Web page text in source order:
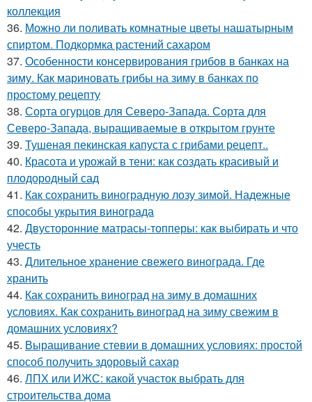
коллекция
36. Можно ли поливать комнатные цветы нашатырным
спиртом. Подкормка растений сахаром
37. Особенности консервирования грибов в банках на
зиму. Как мариновать грибы на зиму в банках по
простому рецепту
38. Сорта огурцов для Северо-Запада. Сорта для
Северо-Запада, выращиваемые в открытом грунте
39. Тушеная пекинская капуста с грибами рецепт..
40. Красота и урожай в тени: как создать красивый и
плодородный сад
41. Как сохранить виноградную лозу зимой. Надежные
способы укрытия винограда
42. Двусторонние матрасы-топперы: как выбирать и что
учесть
43. Длительное хранение свежего винограда. Где
хранить
44. Как сохранить виноград на зиму в домашних
условиях. Как сохранить виноград на зиму свежим в
домашних условиях?
45. Выращивание стевии в домашних условиях: простой
способ получить здоровый сахар
46. ЛПХ или ИЖС: какой участок выбрать для
строительства дома